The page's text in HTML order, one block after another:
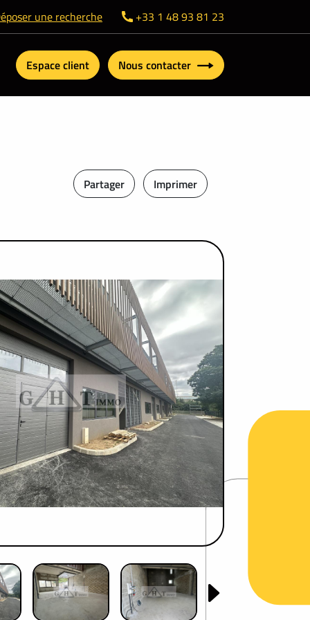
une recherche +33 1 48 93 81 23
Espace client Nous contacter
Partager Imprimer